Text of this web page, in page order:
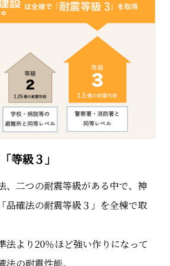
等級３」
、二つの耐震等級がある中で、神
品確法の耐震等級３」を全棟で取
法より20％ほど強い作りになって